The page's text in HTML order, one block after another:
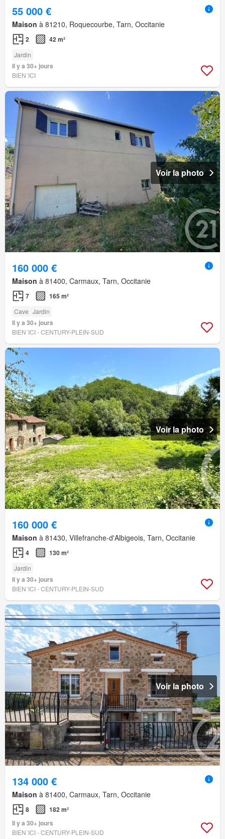
55 000 €
Maison à 81210, Roquecourbe, Tarn, Occitanie
2 42 m²
Jardin
Il y a 30+ jours
BIEN´ICI
Voir la photo
160 000 €
Maison à 81400, Carmaux, Tarn, Occitanie
7 165 m²
Cave Jardin
Il y a 30+ jours
BIEN´ICI - CENTURY-PLEIN-SUD
Voir la photo
160 000 €
Maison à 81430, Villefranche-d'Albigeois, Tarn, Occitanie
4 130 m²
Jardin
Il y a 30+ jours
BIEN´ICI - CENTURY-PLEIN-SUD
Voir la photo
134 000 €
Maison à 81400, Carmaux, Tarn, Occitanie
8
182 m²
Il y a 30+ jours
BIEN´ICI - CENTURY-PLEIN-SUD